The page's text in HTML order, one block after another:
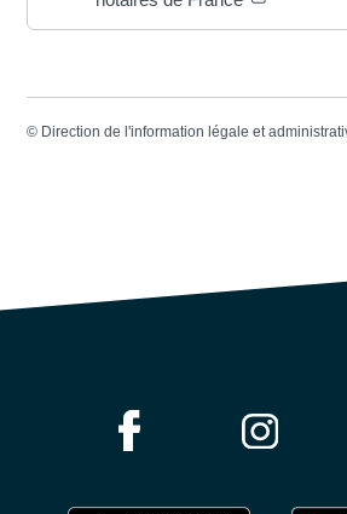
© Direction de l'information légale et